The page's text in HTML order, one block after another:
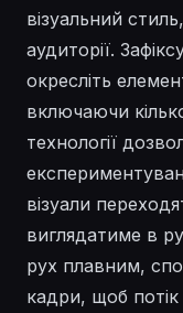
візуальний
аудиторії.
окресліть
включаючи
технології
візуали
виглядатиме в
рух плавним,
кадри, щоб